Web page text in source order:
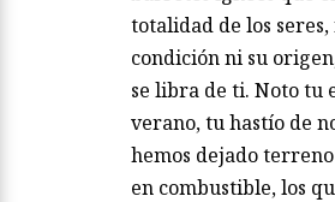
totalidad de los
condición ni su
se libra de ti. Noto tu
verano, tu hastío de
hemos dejado
en combustible, los